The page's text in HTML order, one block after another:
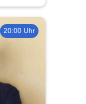
20:00 Uhr